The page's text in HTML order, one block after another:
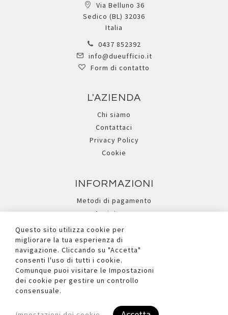
Via Belluno 36
Sedico (BL) 32036
Italia
0437 852392
info@dueufficio.it
Form di contatto
L'AZIENDA
Chi siamo
Contattaci
Privacy Policy
Cookie
INFORMAZIONI
Metodi di pagamento
Assistenza
Ricerca avanzata
I NOSTRI SOCIAL
Questo sito utilizza cookie per
migliorare la tua esperienza di
navigazione. Cliccando su "Accetta"
consenti l'uso di tutti i cookie.
Comunque puoi visitare le Impostazioni
dei cookie per gestire un controllo
consensuale.